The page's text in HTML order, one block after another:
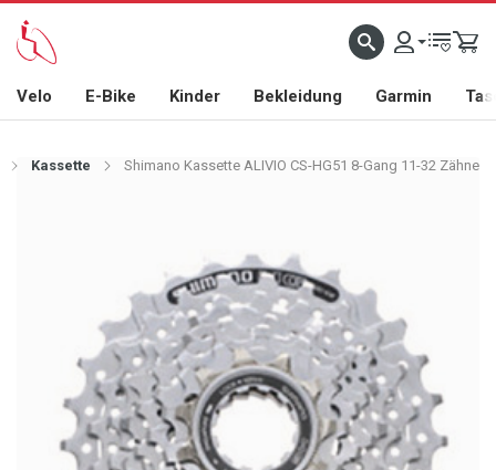
Velo E-Bike Kinder Bekleidung Garmin
Kassette Shimano Kassette ALIVIO CS-HG51 8-Gang 11-32 Zähne